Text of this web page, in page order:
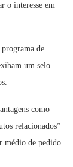
o interesse em
de
um selo
como
relacionados”
médio de pedido